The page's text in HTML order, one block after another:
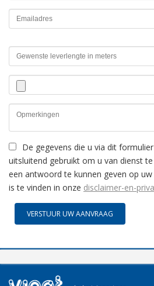
De gegevens die u via dit
uitsluitend gebruikt om u van dienst
een antwoord te kunnen geven op
is te vinden in onze disclaimer-en-
VERSTUUR UW AANVRAAG